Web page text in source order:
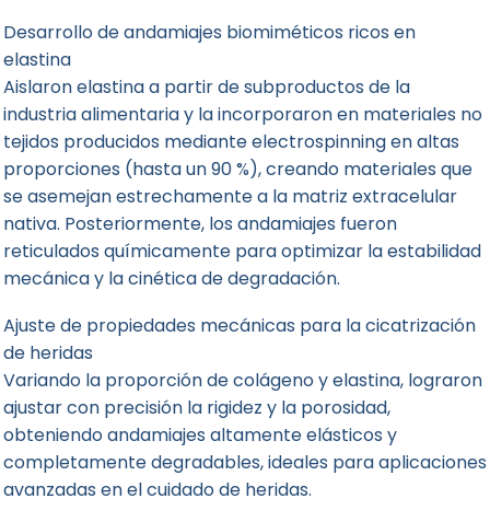
Desarrollo de andamiajes biomiméticos ricos en
elastina
Aislaron elastina a partir de subproductos de la
industria alimentaria y la incorporaron en materiales no
tejidos producidos mediante electrospinning en altas
proporciones (hasta un 90 %), creando materiales que
se asemejan estrechamente a la matriz extracelular
nativa. Posteriormente, los andamiajes fueron
reticulados químicamente para optimizar la estabilidad
mecánica y la cinética de degradación.
Ajuste de propiedades mecánicas para la cicatrización
de heridas
Variando la proporción de colágeno y elastina, lograron
ajustar con precisión la rigidez y la porosidad,
obteniendo andamiajes altamente elásticos y
completamente degradables, ideales para aplicaciones
avanzadas en el cuidado de heridas.